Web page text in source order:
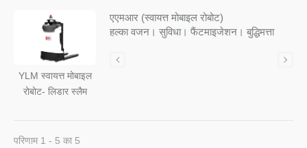
YLM स्वायत्त मोबाइल
रोबोट- लिडार स्लैम
एएमआर (स्वायत्त मोबाइल रोबोट)
हल्का वजन। सुविधा। फैंटमाइजेशन। बुद्धिमत्ता
परिणाम 1 - 5 का 5